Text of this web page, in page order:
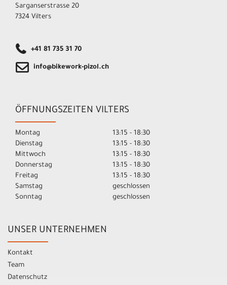
Sarganserstrasse 20
7324 Vilters
+41 81 735 31 70
info@bikework-pizol.ch
ÖFFNUNGSZEITEN VILTERS
Montag
13:15 - 18:30
Dienstag
13:15 - 18:30
Mittwoch
13:15 - 18:30
Donnerstag
13:15 - 18:30
Freitag
13:15 - 18:30
Samstag
geschlossen
Sonntag
geschlossen
UNSER UNTERNEHMEN
Kontakt
Team
Datenschutz